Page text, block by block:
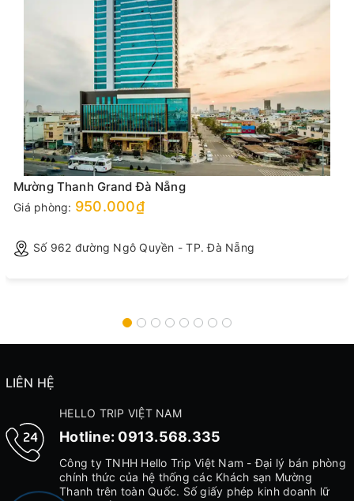
Mường Thanh Grand Đà Nẵng
Giá phòng: 950.000₫
Số 962 đường Ngô Quyền - TP. Đà Nẵng
LIÊN HỆ
HELLO TRIP VIỆT NAM
Hotline: 0913.568.335
Công ty TNHH Hello Trip Việt Nam - Đại lý bán phòng
chính thức của hệ thống các Khách sạn Mường
Thanh trên toàn Quốc. Số giấy phép kinh doanh lữ